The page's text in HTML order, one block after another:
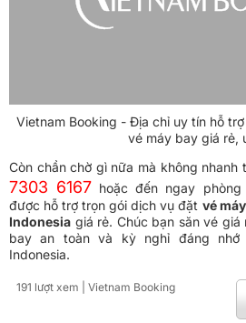
Vietnam Booking - Địa chỉ uy tín hỗ
vé máy bay giá rẻ,
Còn chần chờ gì nữa mà không nhanh
7303 6167 hoặc đến ngay
được hỗ trợ trọn gói dịch vụ đặt vé
Indonesia giá rẻ. Chúc bạn săn vé
bay an toàn và kỳ nghỉ đáng
Indonesia.
191 lượt xem | Vietnam Booking